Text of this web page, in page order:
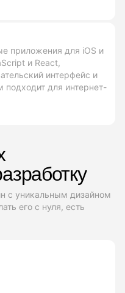
приложения для iOS и
и React,
интерфейс и
подходит для интернет-
с уникальным дизайном
его с нуля, есть